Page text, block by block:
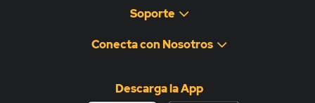
Soporte
Conecta con Nosotros
Descarga la App